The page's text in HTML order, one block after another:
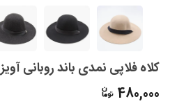
کلاه فلاپی نمدی باند روبانی آویز
480,000